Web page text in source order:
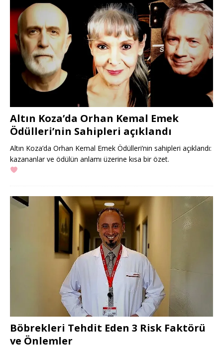
Altın Koza’da Orhan Kemal Emek
Ödülleri’nin Sahipleri açıklandı
Altın Koza’da Orhan Kemal Emek Ödülleri’nin sahipleri açıklandı:
kazananlar ve ödülün anlamı üzerine kısa bir özet.
Böbrekleri Tehdit Eden 3 Risk Faktörü
ve Önlemler